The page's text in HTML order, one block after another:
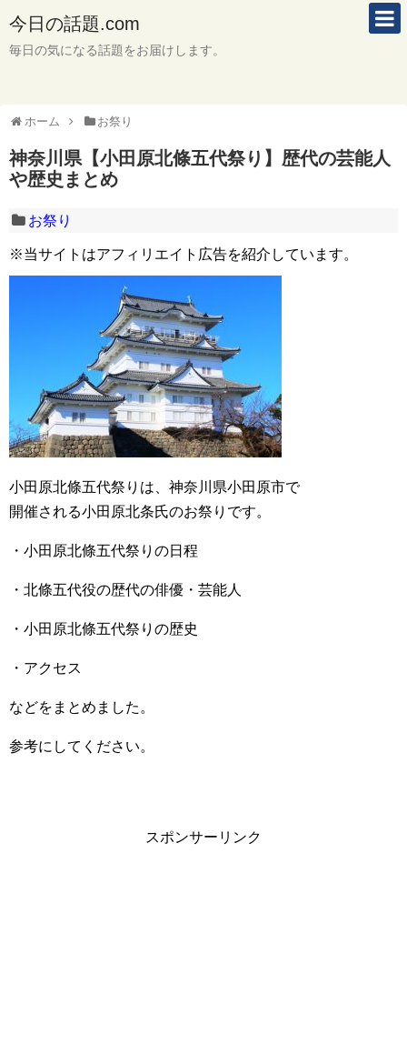
今日の話題.com
毎日の気になる話題をお届けします。
ホーム お祭り
神奈川県【小田原北條五代祭り】歴代の芸能人
や歴史まとめ
お祭り
※当サイトはアフィリエイト広告を紹介しています。
小田原北條五代祭りは、神奈川県小田原市で
開催される小田原北条氏のお祭りです。
・小田原北條五代祭りの日程
・北條五代役の歴代の俳優・芸能人
・小田原北條五代祭りの歴史
・アクセス
などをまとめました。
参考にしてください。
スポンサーリンク